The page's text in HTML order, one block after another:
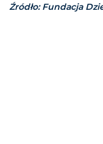
Źródło: Fundacja